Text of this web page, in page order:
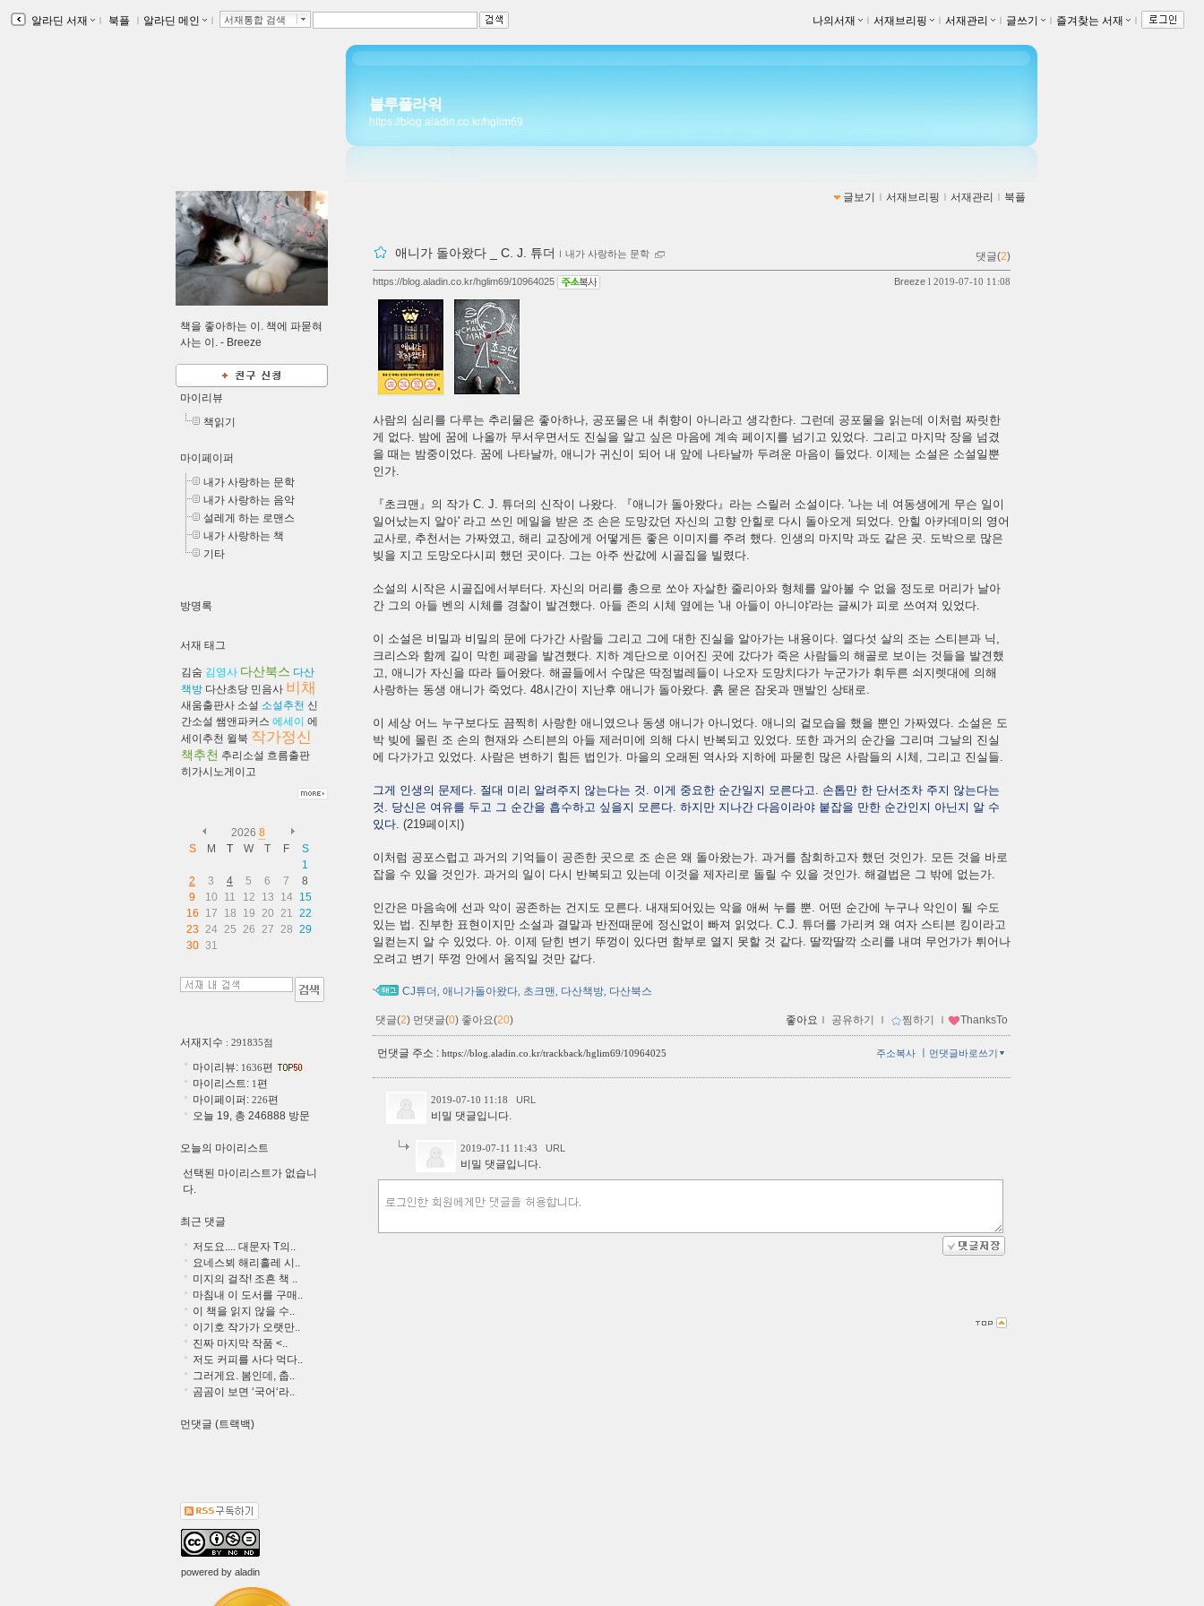
알라딘 서재 ｌ 북플 ｌ 알라딘 메인 ｌ 서재통합 검색 나의서재 ｌ 서재브리핑 ｌ 서재관리 ｌ 글쓰기 ｌ 즐겨찾는 서재 ｌ
블루플라워
https://blog.aladin.co.kr/hglim69
글보기 ｌ 서재브리핑 ｌ 서재관리 ｌ 북플
애니가 돌아왔다 _ C. J. 튜더 ｌ 내가 사랑하는 문학 댓글(2)
Breeze l 2019-07-10 11:08
https://blog.aladin.co.kr/hglim69/10964025
사람의 심리를 다루는 추리물은 좋아하나, 공포물은 내 취향이 아니라고 생각한다. 그런데 공포물을 읽는데 이처럼 짜릿한
게 없다. 밤에 꿈에 나올까 무서우면서도 진실을 알고 싶은 마음에 계속 페이지를 넘기고 있었다. 그리고 마지막 장을 넘겼
을 때는 밤중이었다. 꿈에 나타날까, 애니가 귀신이 되어 내 앞에 나타날까 두려운 마음이 들었다. 이제는 소설은 소설일뿐
인가.
『초크맨』의 작가 C. J. 튜더의 신작이 나왔다. 『애니가 돌아왔다』라는 스릴러 소설이다. '나는 네 여동생에게 무슨 일이
일어났는지 알아' 라고 쓰인 메일을 받은 조 손은 도망갔던 자신의 고향 안힐로 다시 돌아오게 되었다. 안힐 아카데미의 영어
교사로, 추천서는 가짜였고, 해리 교장에게 어떻게든 좋은 이미지를 주려 했다. 인생의 마지막 과도 같은 곳. 도박으로 많은
빚을 지고 도망오다시피 했던 곳이다. 그는 아주 싼값에 시골집을 빌렸다.
소설의 시작은 시골집에서부터다. 자신의 머리를 총으로 쏘아 자살한 줄리아와 형체를 알아볼 수 없을 정도로 머리가 날아
간 그의 아들 벤의 시체를 경찰이 발견했다. 아들 존의 시체 옆에는 '내 아들이 아니야'라는 글씨가 피로 쓰여져 있었다.
이 소설은 비밀과 비밀의 문에 다가간 사람들 그리고 그에 대한 진실을 알아가는 내용이다. 열다섯 살의 조는 스티븐과 닉,
크리스와 함께 길이 막힌 폐광을 발견했다. 지하 계단으로 이어진 곳에 갔다가 죽은 사람들의 해골로 보이는 것들을 발견했
고, 애니가 자신을 따라 들어왔다. 해골들에서 수많은 딱정벌레들이 나오자 도망치다가 누군가가 휘두른 쇠지렛대에 의해
사랑하는 동생 애니가 죽었다. 48시간이 지난후 애니가 돌아왔다. 흙 묻은 잠옷과 맨발인 상태로.
이 세상 어느 누구보다도 끔찍히 사랑한 애니였으나 동생 애니가 아니었다. 애니의 겉모습을 했을 뿐인 가짜였다. 소설은 도
박 빚에 몰린 조 손의 현재와 스티븐의 아들 제러미에 의해 다시 반복되고 있었다. 또한 과거의 순간을 그리며 그날의 진실
에 다가가고 있었다. 사람은 변하기 힘든 법인가. 마을의 오래된 역사와 지하에 파묻힌 많은 사람들의 시체, 그리고 진실들.
그게 인생의 문제다. 절대 미리 알려주지 않는다는 것. 이게 중요한 순간일지 모른다고. 손톱만 한 단서조차 주지 않는다는
것. 당신은 여유를 두고 그 순간을 흡수하고 싶을지 모른다. 하지만 지나간 다음이라야 붙잡을 만한 순간인지 아닌지 알 수
있다. (219페이지)
이처럼 공포스럽고 과거의 기억들이 공존한 곳으로 조 손은 왜 돌아왔는가. 과거를 참회하고자 했던 것인가. 모든 것을 바로
잡을 수 있을 것인가. 과거의 일이 다시 반복되고 있는데 이것을 제자리로 돌릴 수 있을 것인가. 해결법은 그 밖에 없는가.
인간은 마음속에 선과 악이 공존하는 건지도 모른다. 내재되어있는 악을 애써 누를 뿐. 어떤 순간에 누구나 악인이 될 수도
있는 법. 진부한 표현이지만 소설과 결말과 반전때문에 정신없이 빠져 읽었다. C.J. 튜더를 가리켜 왜 여자 스티븐 킹이라고
일컫는지 알 수 있었다. 아. 이제 닫힌 변기 뚜껑이 있다면 함부로 열지 못할 것 같다. 딸깍딸깍 소리를 내며 무언가가 튀어나
오려고 변기 뚜껑 안에서 움직일 것만 같다.
CJ튜더, 애니가돌아왔다, 초크맨, 다산책방, 다산북스
댓글(2) 먼댓글(0) 좋아요(20) 좋아요 ｌ 공유하기 ｌ 찜하기 ｌ ThanksTo
먼댓글 주소 : https://blog.aladin.co.kr/trackback/hglim69/10964025 먼댓글바로쓰기
주소복사
2019-07-10 11:18 URL
비밀 댓글입니다.
2019-07-11 11:43 URL
비밀 댓글입니다.
책을 좋아하는 이. 책에 파묻혀
사는 이. - Breeze
마이리뷰
책읽기
마이페이퍼
내가 사랑하는 문학
내가 사랑하는 음악
설레게 하는 로맨스
내가 사랑하는 책
기타
방명록
서재 태그
김숨 김영사 다산북스 다산
책방 다산초당 민음사 비채
새움출판사 소설 소설추천 신
간소설 쌤앤파커스 에세이 에
세이추천 윌북 작가정신
책추천 추리소설 흐름출판
히가시노게이고
2026 8
S
M T W T F
S
1
2
3 4 5 6 7
8
9
10 11 12 13 14
15
16
17 18 19 20 21
22
23
24 25 26 27 28 29
30 31
서재지수 : 291835점
마이리뷰: 1636편
마이리스트: 1 편
마이페이퍼: 226편
오늘 19, 총 246888 방문
오늘의 마이리스트
선택된 마이리스트가 없습니
다.
최근 댓글
저도요.... 대문자 T의..
요네스뵈 해리홀레 시..
미지의 걸작! 조흔 책 ..
마침내 이 도서를 구매..
이 책을 읽지 않을 수..
이기호 작가가 오랫만..
진짜 마지막 작품 <..
저도 커피를 사다 먹다..
그러게요. 봄인데, 춥..
곰곰이 보면 ‘국어‘라..
먼댓글 (트랙백)
powered by aladin